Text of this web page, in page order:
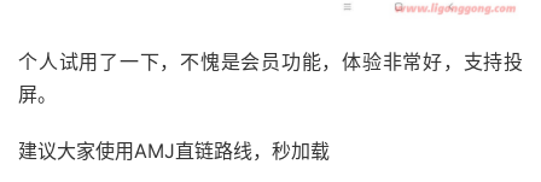
个人试用了一下，不愧是会员功能，体验非常好，支持投
屏。
建议大家使用AMJ直链路线，秒加载